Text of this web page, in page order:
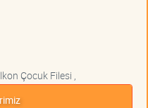
Çocuk Filesi ,